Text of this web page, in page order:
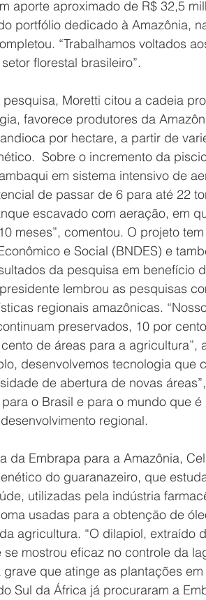
aporte aproximado de R$ 32,5
portfólio dedicado à Amazônia,
“Trabalhamos voltados
florestal brasileiro”.
Moretti citou a cadeia
favorece produtores da
por hectare, a partir de
Sobre o incremento da
em sistema intensivo de
de passar de 6 para até 22
escavado com aeração, em
meses”, comentou. O projeto
e Social (BNDES) e
da pesquisa em benefício
lembrou as pesquisas
regionais amazônicas.
preservados, 10 por
de áreas para a agricultura”,
desenvolvemos tecnologia que
de abertura de novas
o Brasil e para o mundo que
regional.
da Embrapa para a Amazônia,
do guaranazeiro, que
utilizadas pela indústria
usadas para a obtenção de
agricultura. “O dilapiol, extraído
mostrou eficaz no controle da
que atinge as plantações
Sul da África já procuraram a